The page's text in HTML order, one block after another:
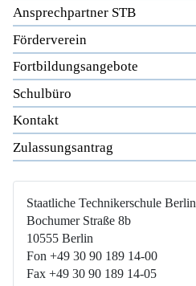
Ansprechpartner STB
Förderverein
Fortbildungsangebote
Schulbüro
Kontakt
Zulassungsantrag
Staatliche Technikerschule Berlin
Bochumer Straße 8b
10555 Berlin
Fon +49 30 90 189 14-00
Fax +49 30 90 189 14-05